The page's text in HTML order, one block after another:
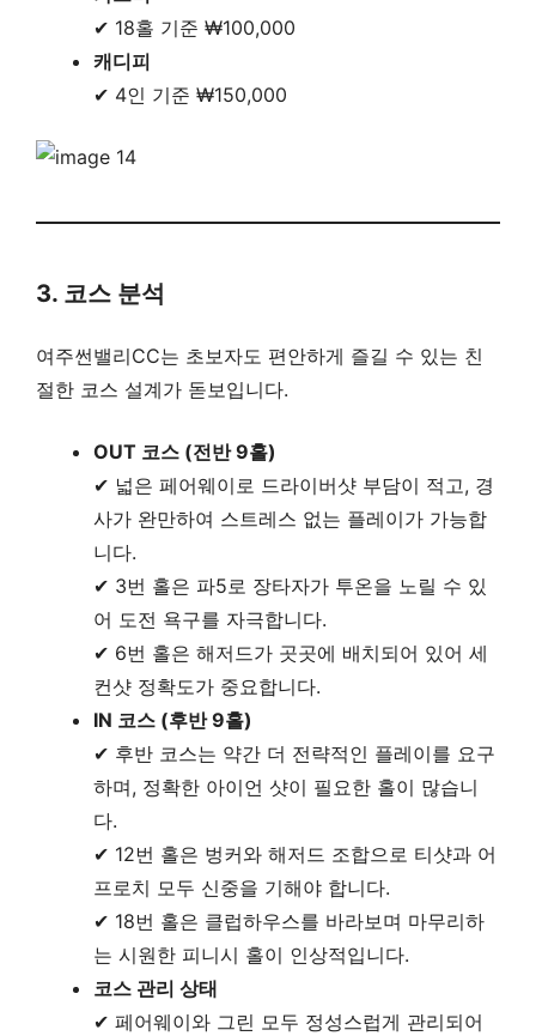
✔ 18홀 기준 ₩100,000
캐디피
✔ 4인 기준 ₩150,000
3. 코스 분석
여주썬밸리CC는 초보자도 편안하게 즐길 수 있는 친
절한 코스 설계가 돋보입니다.
OUT 코스 (전반 9홀)
✔ 넓은 페어웨이로 드라이버샷 부담이 적고, 경
사가 완만하여 스트레스 없는 플레이가 가능합
니다.
✔ 3번 홀은 파5로 장타자가 투온을 노릴 수 있
어 도전 욕구를 자극합니다.
✔ 6번 홀은 해저드가 곳곳에 배치되어 있어 세
컨샷 정확도가 중요합니다.
IN 코스 (후반 9홀)
✔ 후반 코스는 약간 더 전략적인 플레이를 요구
하며, 정확한 아이언 샷이 필요한 홀이 많습니
다.
✔ 12번 홀은 벙커와 해저드 조합으로 티샷과 어
프로치 모두 신중을 기해야 합니다.
✔ 18번 홀은 클럽하우스를 바라보며 마무리하
는 시원한 피니시 홀이 인상적입니다.
코스 관리 상태
✔ 페어웨이와 그린 모두 정성스럽게 관리되어